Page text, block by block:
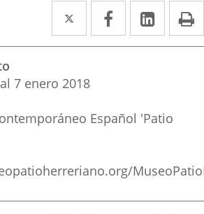
Twitter
Enlace
a
aplicación
externa.
Facebook
Enlace
a
externa.
Enlace
a
al 7 enero 2018
Español 'Patio